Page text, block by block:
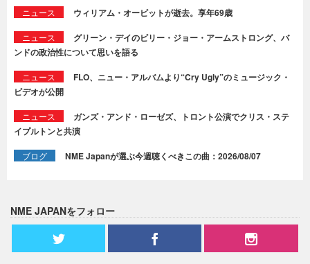
ニュース ウィリアム・オービットが逝去。享年69歳
ニュース
グリーン・デイのビリー・ジョー・アームストロング、バ
ンドの政治性について思いを語る
ニュース
FLO、ニュー・アルバムより“Cry Ugly”のミュージック・
ビデオが公開
ニュース
ガンズ・アンド・ローゼズ、トロント公演でクリス・ステ
イプルトンと共演
ブログ NME Japanが選ぶ今週聴くべきこの曲：2026/08/07
NME JAPANをフォロー